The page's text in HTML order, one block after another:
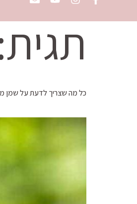
כל מה שצריך לדעת על שמן